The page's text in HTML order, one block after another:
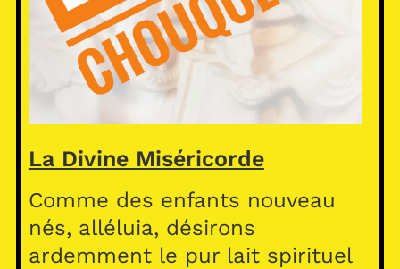
La Divine Miséricorde
Comme des enfants nouveau
nés, alléluia, désirons
ardemment le pur lait spirituel